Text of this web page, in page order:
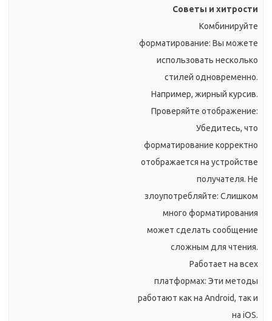
Советы и хитрости
Комбинируйте
форматирование: Вы можете
использовать несколько
стилей одновременно.
Например, жирный курсив.
Проверяйте отображение:
Убедитесь, что
форматирование корректно
отображается на устройстве
получателя. Не
злоупотребляйте: Слишком
много форматирования
может сделать сообщение
сложным для чтения.
Работает на всех
платформах: Эти методы
работают как на Android, так и
на iOS.